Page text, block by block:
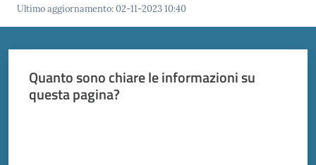
Ultimo aggiornamento:02-11-2023 10:40
Quanto sono chiare le informazioni su
questa pagina?